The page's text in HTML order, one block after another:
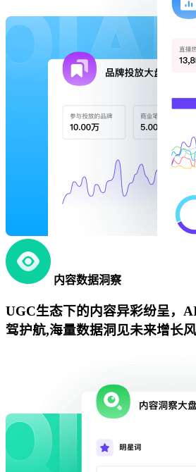
内容数据洞察
UGC生态下的内容异彩纷呈，
驾护航,海量数据洞见未来增长风